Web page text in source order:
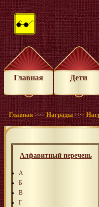
Главная Дети
Главная >>>Награды >>>
Алфавитный перечень
А
Б
В
Г